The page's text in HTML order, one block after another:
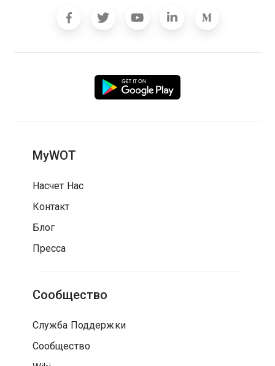
MyWOT
Насчет Нас
Контакт
Блог
Пресса
Сообщество
Служба Поддержки
Сообщество